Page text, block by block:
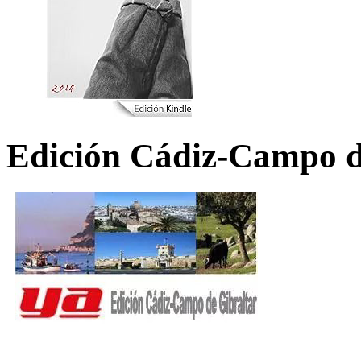
Edición Cádiz-Campo